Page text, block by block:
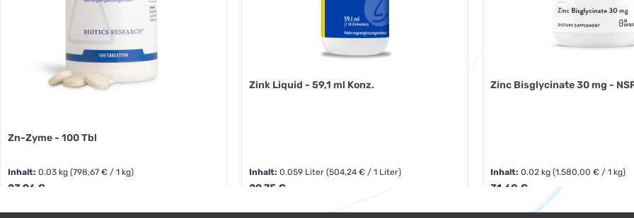
Zn-Zyme - 100 Tbl
Inhalt:0.03 kg(798,67 € / 1 kg)
Regulärer Preis:
23,96 €
Zink Liquid - 59,1 ml Konz.
Inhalt:0.059 Liter(504,24 € / 1 Liter)
Regulärer Preis:
29,75 €
Zinc Bisglycinate 30 mg -
Inhalt:0.02 kg(1.580,00 € / 1 kg)
Regulärer Preis:
31,60 €